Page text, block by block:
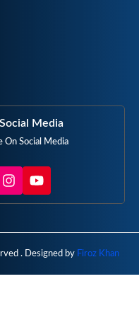
Media
On Social Media
. Designed by Firoz Khan